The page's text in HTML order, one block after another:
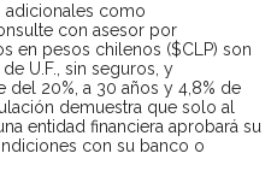
adicionales como
con asesor por
en pesos chilenos ($CLP) son
U.F., sin seguros, y
20%, a 30 años y 4,8% de
demuestra que solo al
entidad financiera aprobará su
con su banco o